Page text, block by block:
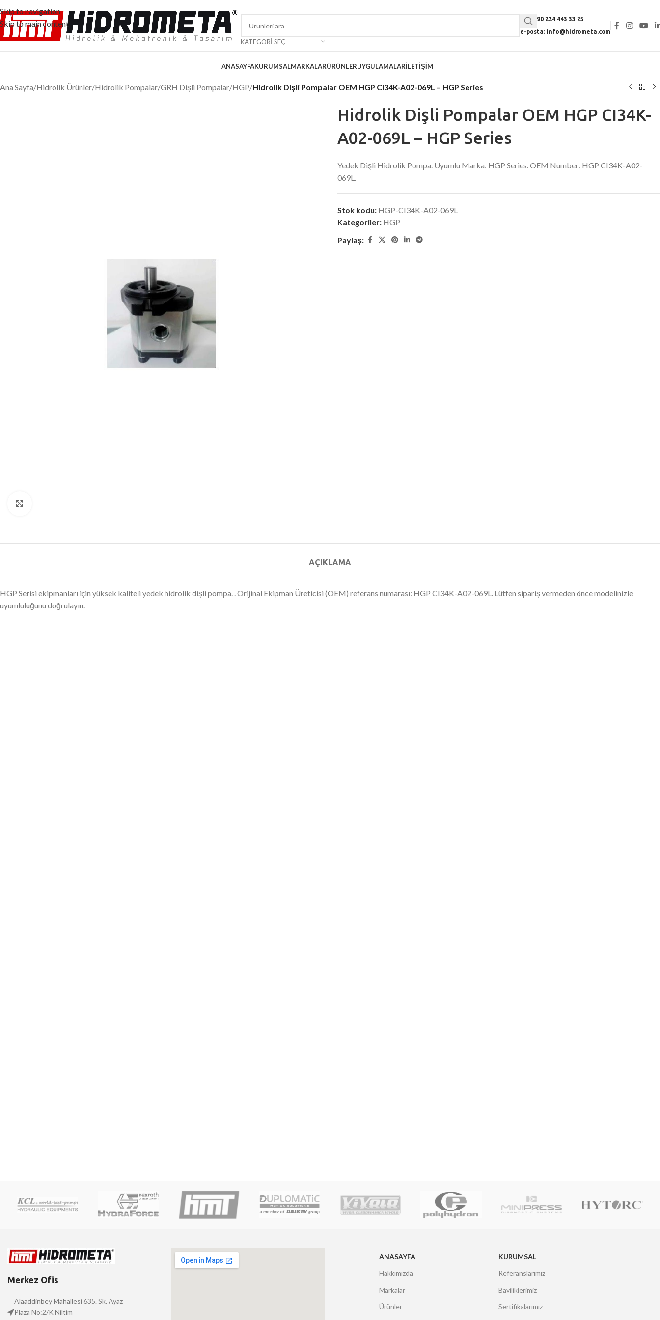
Skip to navigation
Skip to main content
KATEGORI SEÇ
Tel: +90 224 443 33 25
e-posta: info@hidrometa.com
ANASAYFAKURUMSALMARKALARÜRÜNLERUYGULAMALARİLETIŞIM
Ana Sayfa/Hidrolik Ürünler/Hidrolik Pompalar/GRH Dişli Pompalar/HGP/Hidrolik Dişli Pompalar OEM HGP CI34K-A02-069L – HGP Series
Hidrolik Dişli Pompalar OEM HGP CI34K-
A02-069L – HGP Series
Yedek Dişli Hidrolik Pompa. Uyumlu Marka: HGP Series. OEM Number: HGP CI34K-A02-
069L.
Stok kodu: HGP-CI34K-A02-069L
Kategoriler: HGP
Paylaş:
AÇIKLAMA
HGP Serisi ekipmanları için yüksek kaliteli yedek hidrolik dişli pompa. . Orijinal Ekipman Üreticisi (OEM) referans numarası: HGP CI34K-A02-069L. Lütfen sipariş vermeden önce modelinizle
uyumluluğunu doğrulayın.
Merkez Ofis
Alaaddinbey Mahallesi 635. Sk. Ayaz
Plaza No:2/K Niltim
ANASAYFA
Hakkımızda
Markalar
Ürünler
KURUMSAL
Referanslarımız
Bayiliklerimiz
Sertifikalarımız